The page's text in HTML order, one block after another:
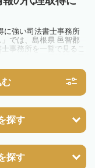
に強い司法書士事務所
では、島根県 邑智郡
事務所を一覧で見るこ
いる方は一度近隣の司
む
探す
探す